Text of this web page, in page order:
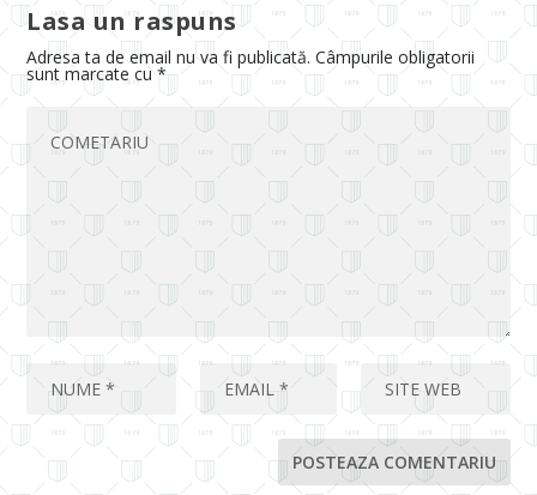
Lasa un raspuns
Adresa ta de email nu va fi publicată. Câmpurile obligatorii
sunt marcate cu*